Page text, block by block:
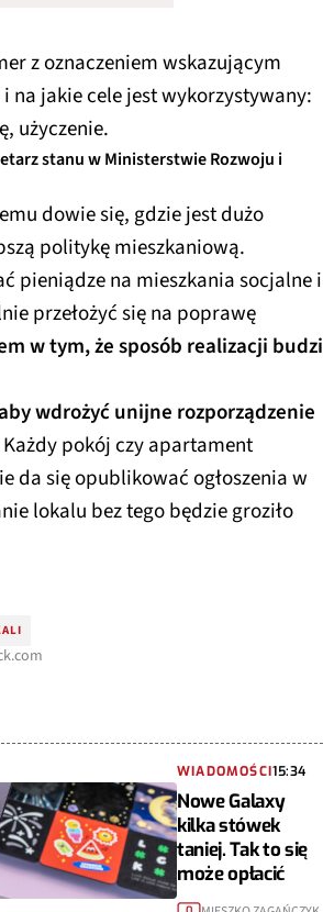
z oznaczeniem wskazującym
na jakie cele jest wykorzystywany:
użyczenie.
stanu w Ministerstwie Rozwoju i
dowie się, gdzie jest dużo
politykę mieszkaniową.
pieniądze na mieszkania socjalne i
przełożyć się na poprawę
w tym, że sposób realizacji budzi
wdrożyć unijne rozporządzenie
Każdy pokój czy apartament
da się opublikować ogłoszenia w
lokalu bez tego będzie groziło
WIADOMOŚCI15:34
Nowe Galaxy
kilka stówek
taniej. Tak to się
może opłacić